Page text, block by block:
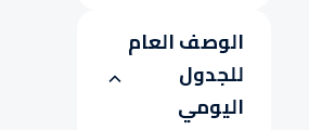
الوصف العام
للجدول
اليومي